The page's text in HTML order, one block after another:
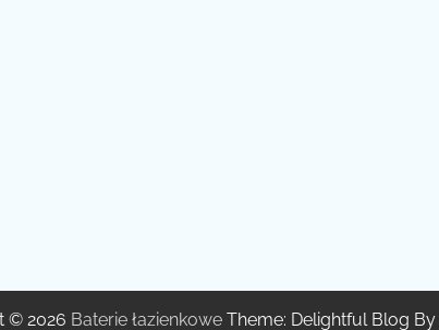
© 2026 Baterie łazienkowe Theme: Delightful Blog By